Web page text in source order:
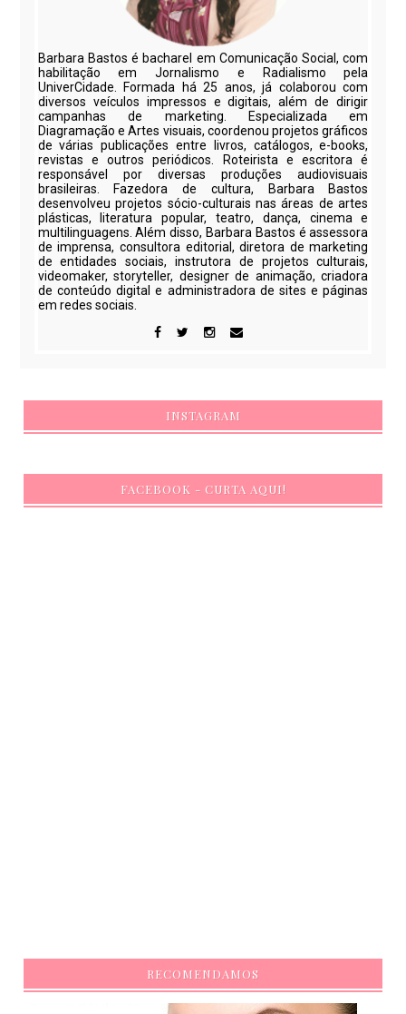
Barbara Bastos é bacharel em Comunicação Social, com
habilitação em Jornalismo e Radialismo pela
UniverCidade. Formada há 25 anos, já colaborou com
diversos veículos impressos e digitais, além de dirigir
campanhas de marketing. Especializada em
Diagramação e Artes visuais, coordenou projetos gráficos
de várias publicações entre livros, catálogos, e-books,
revistas e outros periódicos. Roteirista e escritora é
responsável por diversas produções audiovisuais
brasileiras. Fazedora de cultura, Barbara Bastos
desenvolveu projetos sócio-culturais nas áreas de artes
plásticas, literatura popular, teatro, dança, cinema e
multilinguagens. Além disso, Barbara Bastos é assessora
de imprensa, consultora editorial, diretora de marketing
de entidades sociais, instrutora de projetos culturais,
videomaker, storyteller, designer de animação, criadora
de conteúdo digital e administradora de sites e páginas
em redes sociais.
INSTAGRAM
FACEBOOK - CURTA AQUI!
RECOMENDAMOS